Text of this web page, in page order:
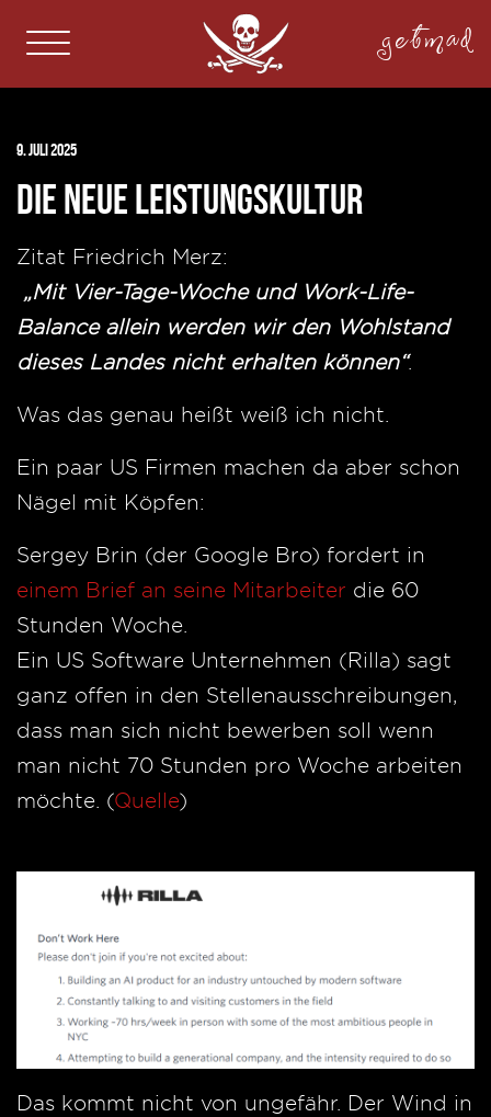
getmad
9. Juli 2025
Die neue Leistungskultur
Zitat Friedrich Merz:
„Mit Vier-Tage-Woche und Work-Life-
Balance allein werden wir den Wohlstand
dieses Landes nicht erhalten können“.
Was das genau heißt weiß ich nicht.
Ein paar US Firmen machen da aber schon
Nägel mit Köpfen:
Sergey Brin (der Google Bro) fordert in
einem Brief an seine Mitarbeiter die 60
Stunden Woche.
Ein US Software Unternehmen (Rilla) sagt
ganz offen in den Stellenausschreibungen,
dass man sich nicht bewerben soll wenn
man nicht 70 Stunden pro Woche arbeiten
möchte. (Quelle)
Das kommt nicht von ungefähr. Der Wind in